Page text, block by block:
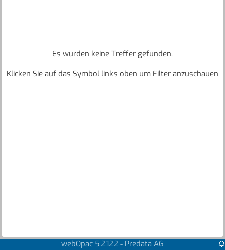
Es wurden keine Treffer gefunden.
Klicken Sie auf das Symbol links oben um Filter anzuschauen
webOpac 5.2.122 - Predata AG